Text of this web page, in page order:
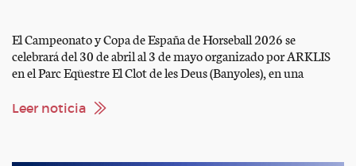
El Campeonato y Copa de España de Horseball 2026 se
celebrará del 30 de abril al 3 de mayo organizado por ARKLIS
en el Parc Eqüestre El Clot de les Deus (Banyoles), en una
panorama nacional junto a las categorías de base en una de […]
Leer noticia